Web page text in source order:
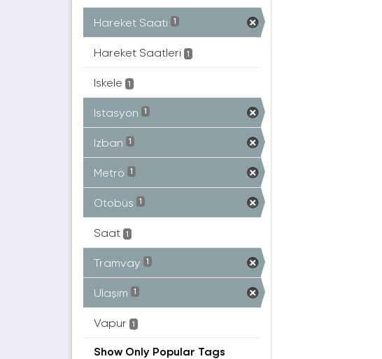
Hareket Saati 1
Hareket Saatleri 1
Iskele 1
Istasyon 1
Izban 1
Metro 1
Otobüs 1
Saat 1
Tramvay 1
Ulaşım 1
Vapur 1
Show Only Popular Tags